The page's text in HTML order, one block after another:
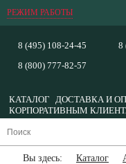
РЕЖИМ РАБОТЫ
8 (495) 108-24-45
8 (800) 777-82-57
8
КАТАЛОГ ДОСТАВКА И
КОРПОРАТИВНЫМ
Вы здесь: Каталог